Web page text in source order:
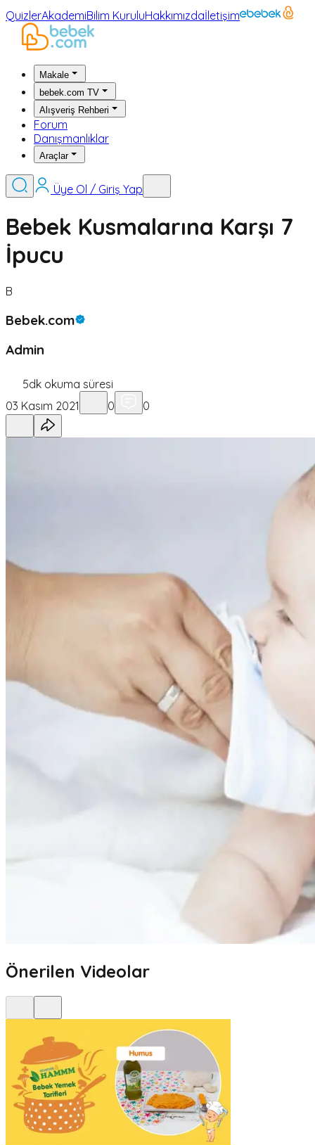
QuizlerAkademiBilim KuruluHakkımızdaİletişim
Makale
bebek.com TV
Alışveriş Rehberi
Forum
Danışmanlıklar
Araçlar
Üye Ol / Giriş Yap
Bebek Kusmalarına Karşı 7
İpucu
B
Bebek.com
Admin
5dk okuma süresi
03 Kasım 2021
0 0
Önerilen Videolar